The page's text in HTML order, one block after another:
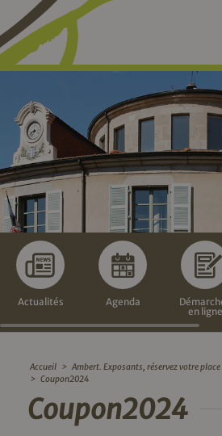
Actualités Agenda
en ligne
Accueil > Ambert. Exposants, réservez votre
> Coupon2024
Coupon2024